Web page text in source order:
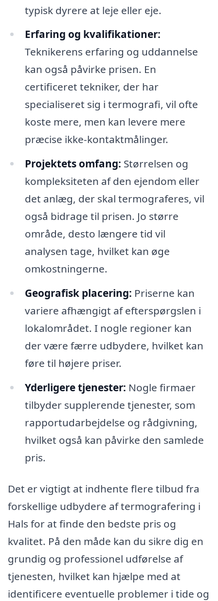
typisk dyrere at leje eller eje.
Erfaring og kvalifikationer:
Teknikerens erfaring og uddannelse
kan også påvirke prisen. En
certificeret tekniker, der har
specialiseret sig i termografi, vil ofte
koste mere, men kan levere mere
præcise ikke-kontaktmålinger.
Projektets omfang: Størrelsen og
kompleksiteten af den ejendom eller
det anlæg, der skal termograferes, vil
også bidrage til prisen. Jo større
område, desto længere tid vil
analysen tage, hvilket kan øge
omkostningerne.
Geografisk placering: Priserne kan
variere afhængigt af efterspørgslen i
lokalområdet. I nogle regioner kan
der være færre udbydere, hvilket kan
føre til højere priser.
Yderligere tjenester: Nogle firmaer
tilbyder supplerende tjenester, som
rapportudarbejdelse og rådgivning,
hvilket også kan påvirke den samlede
pris.
Det er vigtigt at indhente flere tilbud fra
forskellige udbydere af termografering i
Hals for at finde den bedste pris og
kvalitet. På den måde kan du sikre dig en
grundig og professionel udførelse af
tjenesten, hvilket kan hjælpe med at
identificere eventuelle problemer i tide og